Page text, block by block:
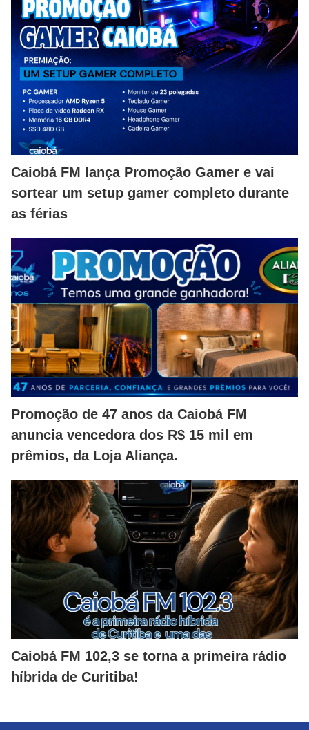
Caiobá FM lança Promoção Gamer e vai
sortear um setup gamer completo durante
as férias
Promoção de 47 anos da Caiobá FM
anuncia vencedora dos R$ 15 mil em
prêmios, da Loja Aliança.
Caiobá FM 102,3 se torna a primeira rádio
híbrida de Curitiba!